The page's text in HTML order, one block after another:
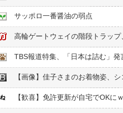
サッポロ一番醤油の弱点
高輪ゲートウェイの階段トラッ
TBS報道特集、「日本は詰む」
【画像】佳子さまのお着物姿、
【歓喜】免許更新が自宅でOKに